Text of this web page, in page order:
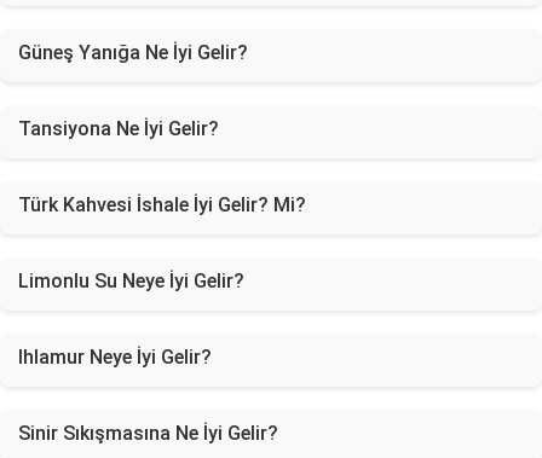
Güneş Yanığa Ne İyi Gelir?
Tansiyona Ne İyi Gelir?
Türk Kahvesi İshale İyi Gelir? Mi?
Limonlu Su Neye İyi Gelir?
Ihlamur Neye İyi Gelir?
Sinir Sıkışmasına Ne İyi Gelir?